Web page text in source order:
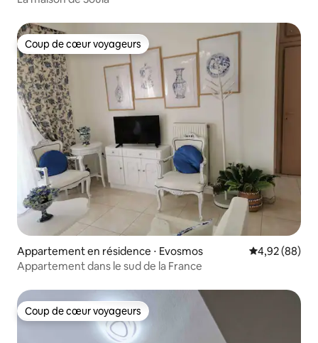
Coup de cœur voyageurs
Coup de cœur voyageurs
Appartement en résidence ⋅ Evosmos Évaluation
4,92 (88)
Appartement dans le sud de la France
Coup de cœur voyageurs
Coup de cœur voyageurs